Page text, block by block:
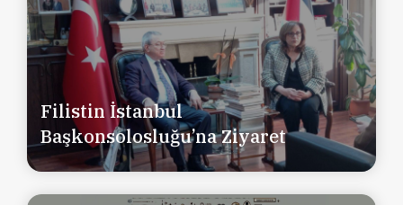
Filistin İstanbul
Başkonsolosluğu’na Ziyaret